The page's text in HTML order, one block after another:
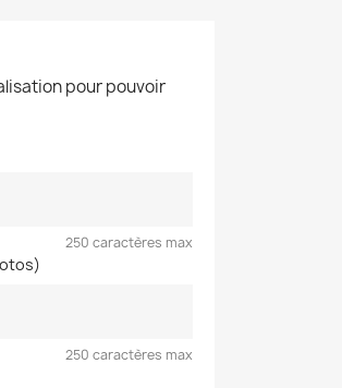
pour pouvoir
250 caractères max
250 caractères max